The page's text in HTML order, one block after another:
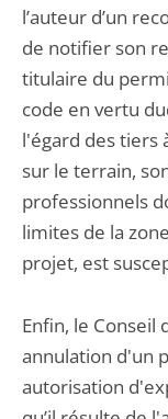
l’auteur d’un
de notifier son
titulaire du
code en vertu
l'égard des tiers
sur le terrain,
professionnels
limites de la
projet, est
Enfin, le Conseil
annulation d'un
autorisation